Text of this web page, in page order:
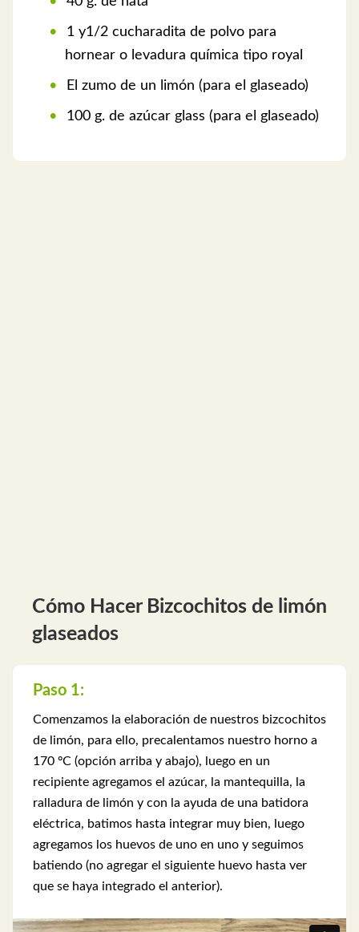
1 y1/2 cucharadita de polvo para
hornear o levadura química tipo royal
El zumo de un limón (para el glaseado)
100 g. de azúcar glass (para el glaseado)
Cómo Hacer Bizcochitos de limón
glaseados
Paso 1:
Comenzamos la elaboración de nuestros bizcochitos
de limón, para ello, precalentamos nuestro horno a
170 ºC (opción arriba y abajo), luego en un
recipiente agregamos el azúcar, la mantequilla, la
ralladura de limón y con la ayuda de una batidora
eléctrica, batimos hasta integrar muy bien, luego
agregamos los huevos de uno en uno y seguimos
batiendo (no agregar el siguiente huevo hasta ver
que se haya integrado el anterior).